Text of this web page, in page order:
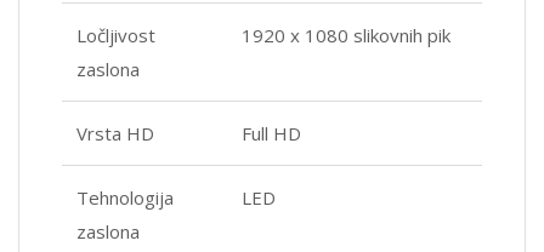
Ločljivost
zaslona
1920 x 1080 slikovnih pik
Vrsta HD Full HD
Tehnologija
zaslona
LED